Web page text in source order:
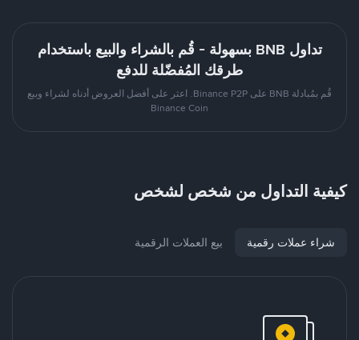
تداول BNB بسهولة - قُم بالشراء والبيع باستخدام
طرقك المُفضّلة للدفع
قُم بمُبادلة BNB على Binance P2P. اعثر على أفضل العروض أدناه لشراء وبيع
Binance Coin
كيفية التداول من شخص لشخص
شراء عملات رقمية بيع العملات الرقمية